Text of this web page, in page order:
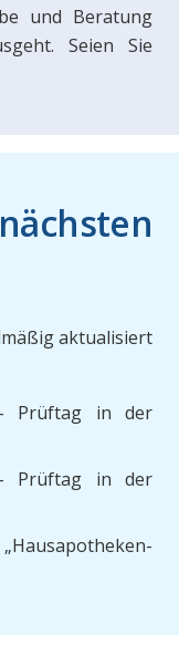
und Beratung
Seien Sie
aktualisiert
Prüftag in der
Prüftag in der